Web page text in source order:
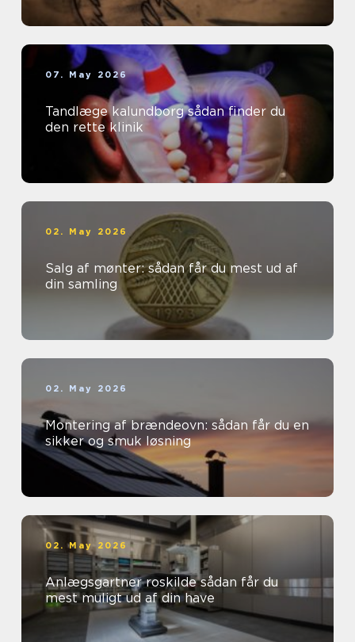
07. May 2026
Tandlæge kalundborg sådan finder du
den rette klinik
02. May 2026
Salg af mønter: sådan får du mest ud af
din samling
02. May 2026
Montering af brændeovn: sådan får du en
sikker og smuk løsning
02. May 2026
Anlægsgartner roskilde sådan får du
mest muligt ud af din have